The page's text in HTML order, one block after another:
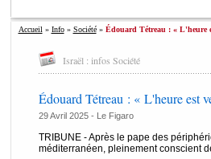
Accueil » Info» Société» Édouard Tétreau : « L'heure
Israël : infos Société
Édouard Tétreau : « L'heure est
29 Avril 2025 - Le Figaro
TRIBUNE - Après le pape des
méditerranéen, pleinement conscient